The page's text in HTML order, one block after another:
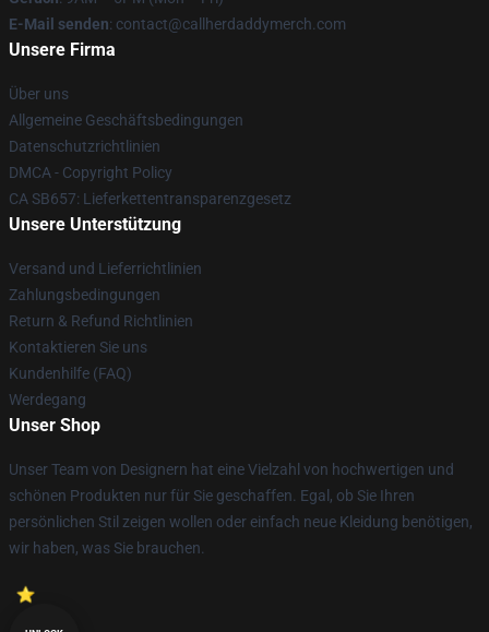
E-Mail senden: contact@callherdaddymerch.com
Unsere Firma
Über uns
Allgemeine Geschäftsbedingungen
Datenschutzrichtlinien
DMCA - Copyright Policy
CA SB657: Lieferkettentransparenzgesetz
Unsere Unterstützung
Versand und Lieferrichtlinien
Zahlungsbedingungen
Return & Refund Richtlinien
Kontaktieren Sie uns
Kundenhilfe (FAQ)
Werdegang
Unser Shop
Unser Team von Designern hat eine Vielzahl von hochwertigen und
schönen Produkten nur für Sie geschaffen. Egal, ob Sie Ihren
persönlichen Stil zeigen wollen oder einfach neue Kleidung benötigen,
wir haben, was Sie brauchen.